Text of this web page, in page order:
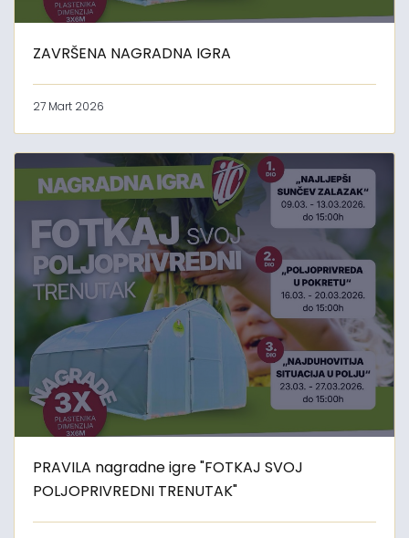
ZAVRŠENA NAGRADNA IGRA
27 Mart 2026
PRAVILA nagradne igre "FOTKAJ SVOJ
POLJOPRIVREDNI TRENUTAK"